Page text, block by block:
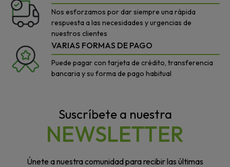
Nos esforzamos por dar siempre una rápida
respuesta a las necesidades y urgencias de
nuestros clientes
VARIAS FORMAS DE PAGO
Puede pagar con tarjeta de crédito, transferencia
bancaria y su forma de pago habitual
Suscríbete a nuestra
NEWSLETTER
Únete a nuestra comunidad para recibir las últimas